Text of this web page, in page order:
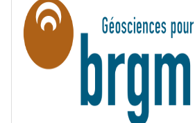
T
É